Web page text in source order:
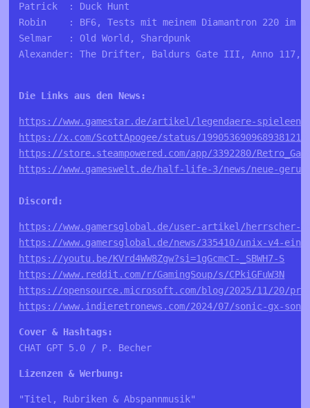
Patrick  : Duck Hunt
Robin    : BF6, Tests mit meinem Diamantron 220 im
Selmar   : Old World, Shardpunk
Alexander: The Drifter, Baldurs Gate III, Anno 117,
Die Links aus den News:
https://www.gamestar.de/artikel/legendaere-
https://x.com/ScottApogee/status/1990536909689381210
https://store.steampowered.com/app/3392280/
https://www.gameswelt.de/half-life-3/news/neue-
https://www.gamersglobal.de/user-artikel/herrscher-
https://www.gamersglobal.de/news/335410/unix-v4-
https://youtu.be/KVrd4WW8Zgw?si=1gGcmcT-_SBWH7-S
https://www.reddit.com/r/GamingSoup/s/CPkiGFuW3N
https://opensource.microsoft.com/blog/2025/11/20/
https://www.indieretronews.com/2024/07/sonic-gx-
Cover & Hashtags:
CHAT GPT 5.0 / P. Becher
"Titel, Rubriken & Abspannmusik"